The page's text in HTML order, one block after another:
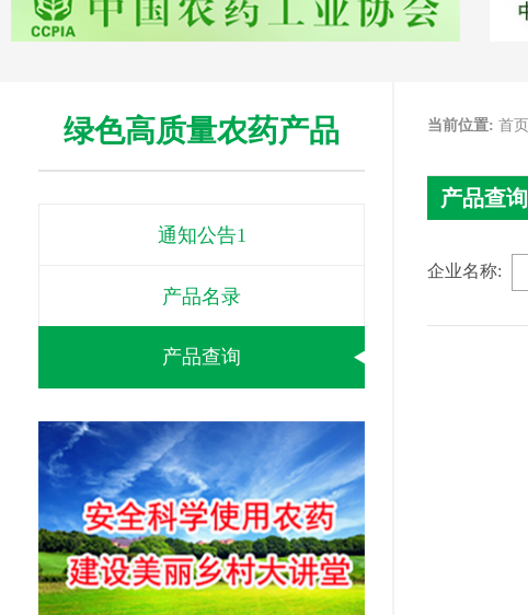
绿色高质量农药产品
通知公告1
产品名录
产品查询
当前位置: 首页
产品查询
企业名称: